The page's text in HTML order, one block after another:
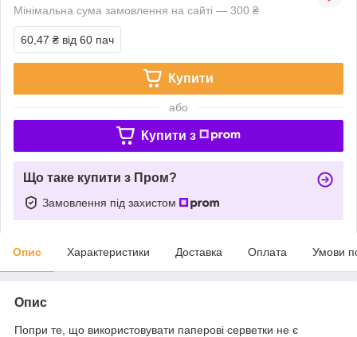
Мінімальна сума замовлення на сайті — 300 ₴
60,47 ₴ від 60 пач
Купити
або
Купити з
Що таке купити з Пром?
Замовлення під захистом
Опис Характеристики Доставка Оплата Умови
Опис
Попри те, що використовувати паперові серветки не є